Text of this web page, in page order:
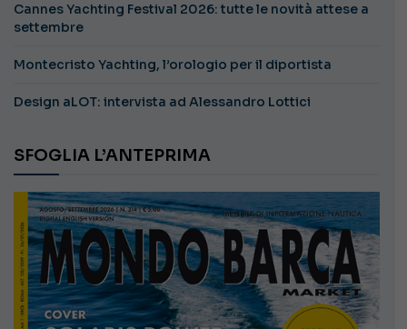
Cannes Yachting Festival 2026: tutte le novità attese a
settembre
Montecristo Yachting, l’orologio per il diportista
Design aLOT: intervista ad Alessandro Lottici
SFOGLIA L’ANTEPRIMA